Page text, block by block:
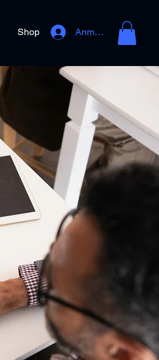
Shop Anmelden